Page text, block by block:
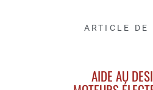
ARTICLE DE
AIDE AU